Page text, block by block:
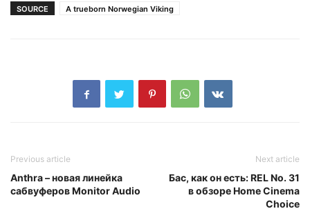
SOURCE A trueborn Norwegian Viking
Previous article
Anthra – новая линейка
сабвуферов Monitor Audio
Next article
Бас, как он есть: REL No. 31
в обзоре Home Cinema
Choice